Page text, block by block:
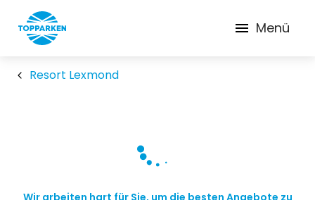
Menü
Resort Lexmond
Wir arbeiten hart für Sie, um die besten Angebote zu